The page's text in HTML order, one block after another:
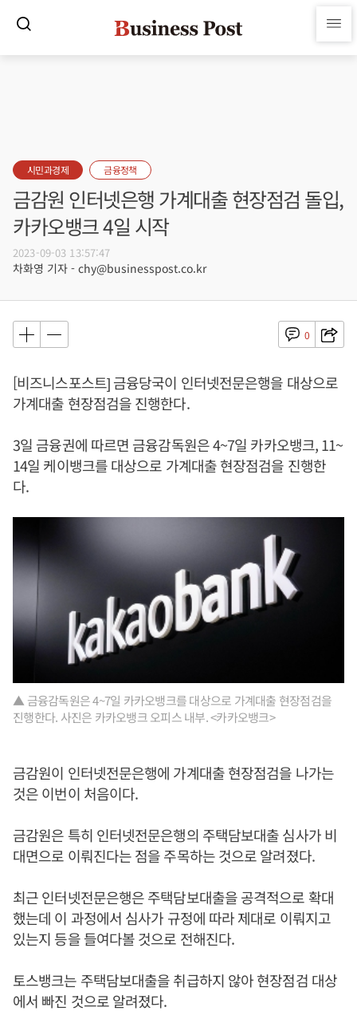
시민과경제 금융정책
금감원 인터넷은행 가계대출 현장점검 돌입,
카카오뱅크 4일 시작
2023-09-03 13:57:47
차화영 기자 - chy@businesspost.co.kr
0
[비즈니스포스트] 금융당국이 인터넷전문은행을 대상으로
가계대출 현장점검을 진행한다.
3일 금융권에 따르면 금융감독원은 4~7일 카카오뱅크, 11~
14일 케이뱅크를 대상으로 가계대출 현장점검을 진행한
다.
▲ 금융감독원은 4~7일 카카오뱅크를 대상으로 가계대출 현장점검을
진행한다. 사진은 카카오뱅크 오피스 내부. <카카오뱅크>
금감원이 인터넷전문은행에 가계대출 현장점검을 나가는
것은 이번이 처음이다.
금감원은 특히 인터넷전문은행의 주택담보대출 심사가 비
대면으로 이뤄진다는 점을 주목하는 것으로 알려졌다.
최근 인터넷전문은행은 주택담보대출을 공격적으로 확대
했는데 이 과정에서 심사가 규정에 따라 제대로 이뤄지고
있는지 등을 들여다볼 것으로 전해진다.
토스뱅크는 주택담보대출을 취급하지 않아 현장점검 대상
에서 빠진 것으로 알려졌다.